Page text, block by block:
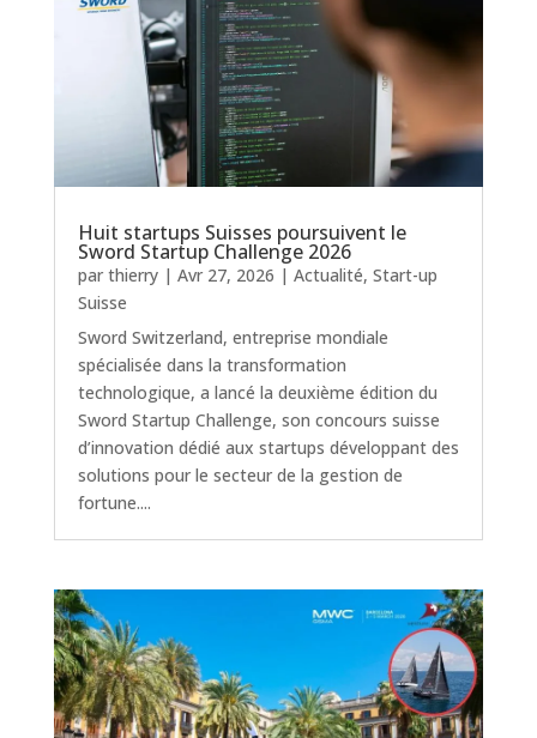
Huit startups Suisses poursuivent le
Sword Startup Challenge 2026
par thierry| Avr 27, 2026 | Actualité, Start-up
Suisse
Sword Switzerland, entreprise mondiale
spécialisée dans la transformation
technologique, a lancé la deuxième édition du
Sword Startup Challenge, son concours suisse
d’innovation dédié aux startups développant des
solutions pour le secteur de la gestion de
fortune....